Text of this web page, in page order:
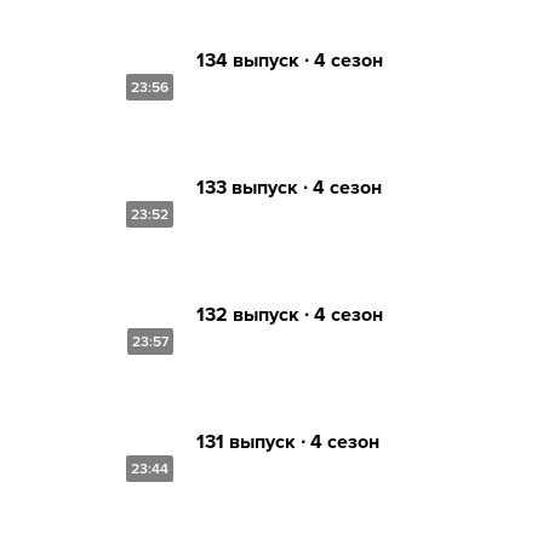
23:56
134 выпуск ∙ 4 сезон
23:52
133 выпуск ∙ 4 сезон
23:57
132 выпуск ∙ 4 сезон
23:44
131 выпуск ∙ 4 сезон